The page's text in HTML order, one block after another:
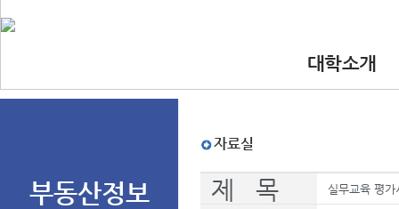
대학소개
•인사말
부동산정보
자료실
제 목 실무교육 평